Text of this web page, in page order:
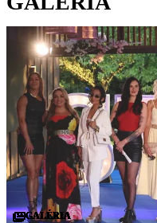
GALÉRIA
GALÉRIA
GALÉRIA
GALÉRIA
GALÉRIA
GALÉRIA
GALÉRIA
GALÉRIA
GALÉRIA
GALÉRIA
GALÉRIA
GALÉRIA
GALÉRIA
GALÉRIA
GALÉRIA
GALÉRIA
GALÉRIA
GALÉRIA
GALÉRIA
GALÉRIA
GALÉRIA
GALÉRIA
GALÉRIA
GALÉRIA
GALÉRIA
GALÉRIA
GALÉRIA
GALÉRIA
GALÉRIA
GALÉRIA